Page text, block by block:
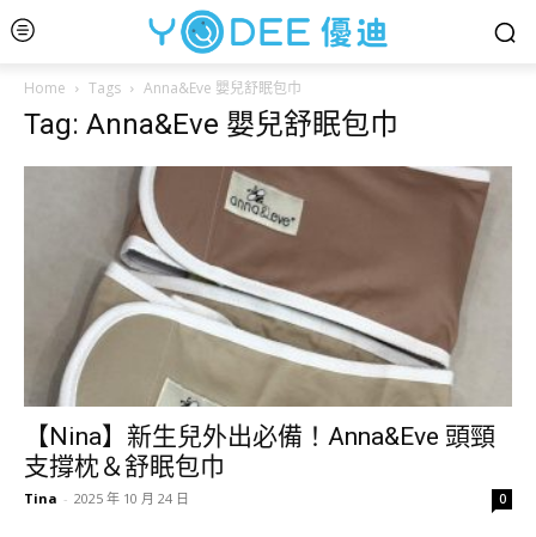
Home Tags Anna&Eve 嬰兒舒眠包巾
Tag: Anna&Eve 嬰兒舒眠包巾
【Nina】新生兒外出必備！Anna&Eve 頭頸
支撐枕＆舒眠包巾
Tina - 2025 年 10 月 24 日 0